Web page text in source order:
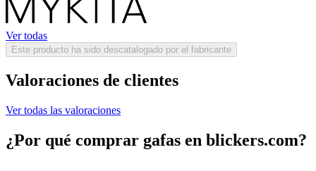
Ver todas
Este producto ha sido descatalogado por el fabricante
Valoraciones de clientes
Ver todas las valoraciones
¿Por qué comprar gafas en blickers.com?